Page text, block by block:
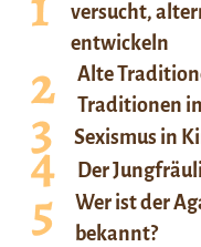
versucht,
entwickeln
Alte
Traditionen
Sexismus in
Der
Wer ist der
bekannt?